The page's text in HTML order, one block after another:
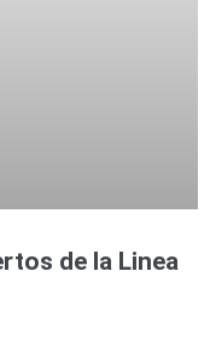
de la Linea